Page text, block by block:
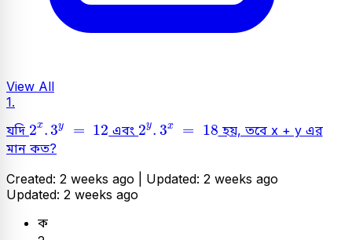
View All
1.
যদি 2x. 3y = 12
2x 3y 12 এবং 2y. 3x = 18
2y 3x 18 হয়, তবে x + y এর
মান কত?
Created: 2 weeks ago | Updated: 2 weeks ago
Updated: 2 weeks ago
ক